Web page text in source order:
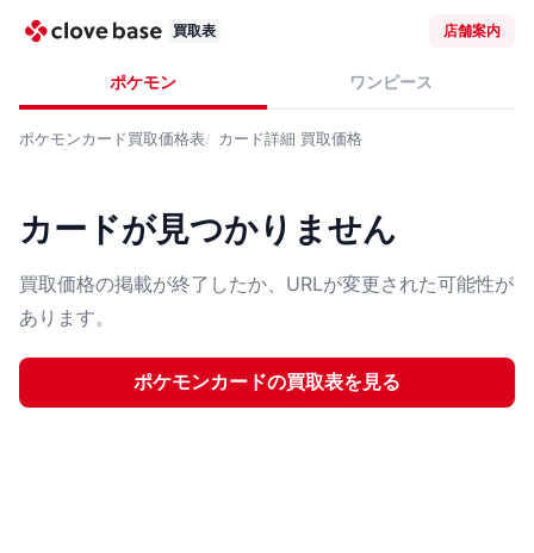
買取表 店舗案内
ポケモン ワンピース
ポケモンカード買取価格表 カード詳細 買取価格
カードが見つかりません
買取価格の掲載が終了したか、URLが変更された可能性が
あります。
ポケモンカードの買取表を見る